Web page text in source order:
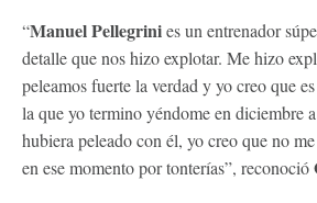
“Manuel Pellegrinies un entrenador
detalle que nos hizo explotar. Me hizo
peleamos fuerte la verdad y yo creo que
la que yo termino yéndome en diciembre a
hubiera peleado con él, yo creo que no
en ese momento por tonterías”, reconoció